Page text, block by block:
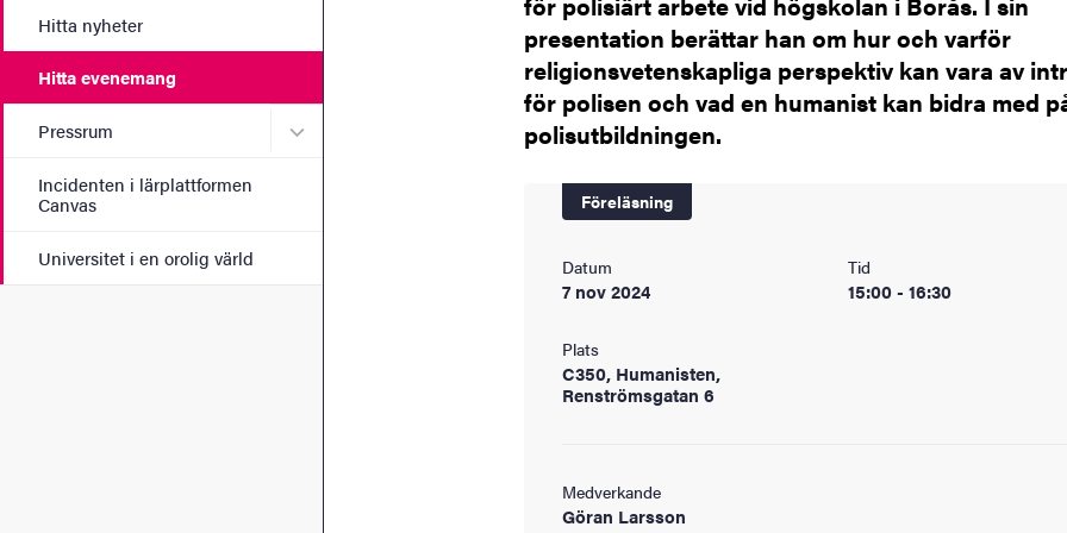
Hitta nyheter
Hitta evenemang
Pressrum Undermeny för Pressrum
Incidenten i lärplattformen
Canvas
Universitet i en orolig värld
presentation berättar han om hur och varför
religionsvetenskapliga perspektiv kan vara av
för polisen och vad en humanist kan bidra med
polisutbildningen.
Föreläsning
Datum
7 nov 2024
Tid
15:00 - 16:30
Plats
C350, Humanisten,
Renströmsgatan 6
Medverkande
Göran Larsson